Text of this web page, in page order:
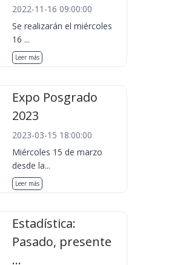
2022-11-16 09:00:00
Se realizarán el miércoles
16 ...
Leer más
Expo Posgrado
2023
2023-03-15 18:00:00
Miércoles 15 de marzo
desde la...
Leer más
Estadística:
Pasado, presente
...